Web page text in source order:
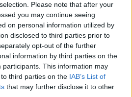
Please note that after your
you may continue seeing
on personal information utilized by
disclosed to third parties prior to
opt-out of the further
information by third parties on the
participants. This information may
third parties on the IAB’s List of
that may further disclose it to other
bántalmazta
a helyi
indulat, fizikai
kifejezések, módszeres
ez jellemezte a